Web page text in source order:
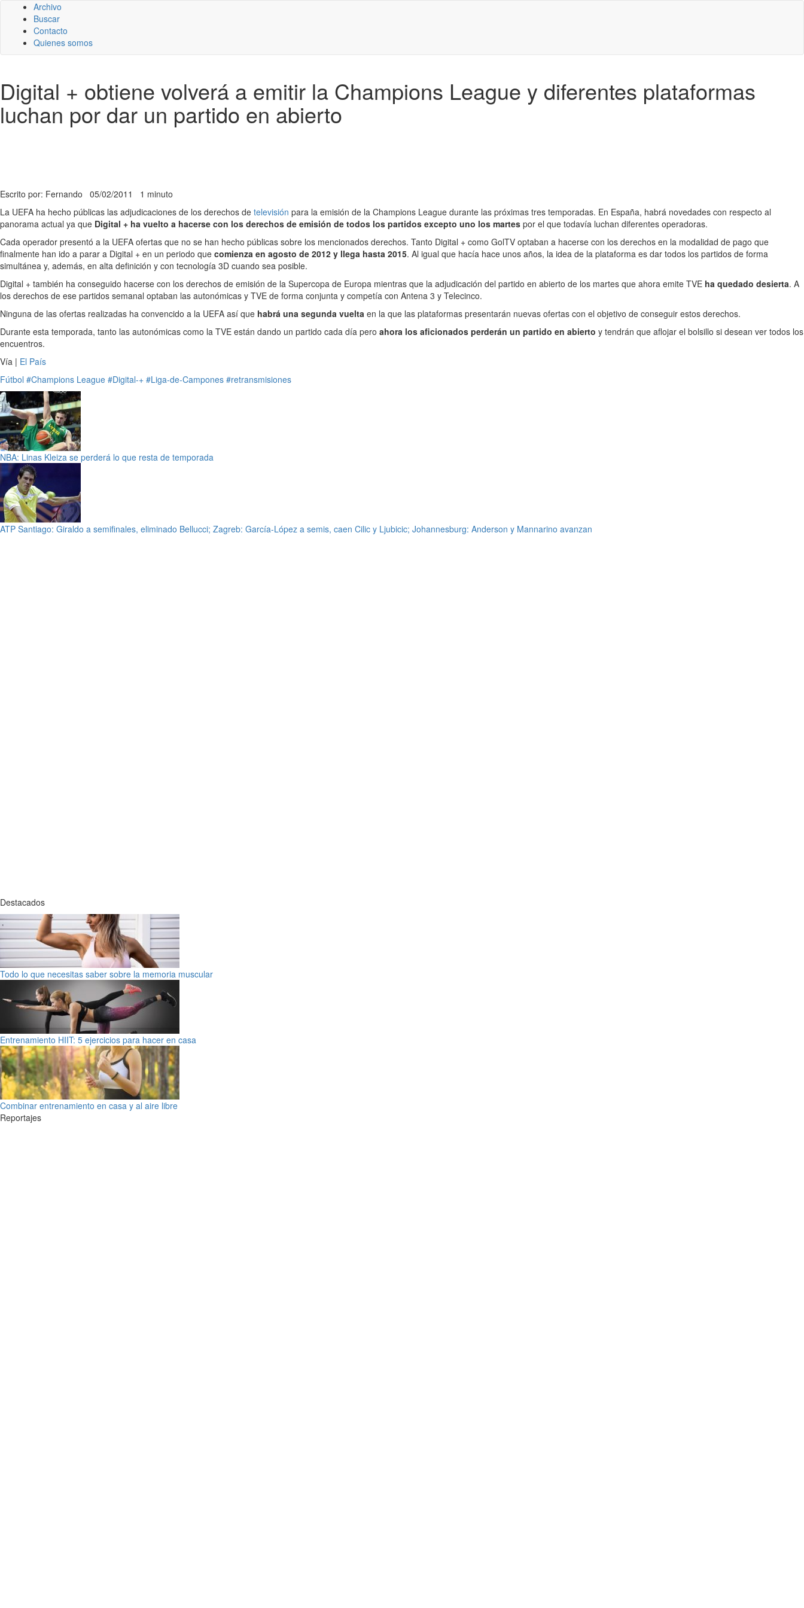
Archivo
Buscar
Contacto
Quienes somos
Digital + obtiene volverá a emitir la Champions League y diferentes plataformas
luchan por dar un partido en abierto
Escrito por: Fernando 05/02/2011 1 minuto
La UEFA ha hecho públicas las adjudicaciones de los derechos de televisión para la emisión de la Champions League durante las próximas tres temporadas. En España, habrá novedades con respecto al
panorama actual ya que Digital + ha vuelto a hacerse con los derechos de emisión de todos los partidos excepto uno los martes por el que todavía luchan diferentes operadoras.
Cada operador presentó a la UEFA ofertas que no se han hecho públicas sobre los mencionados derechos. Tanto Digital + como GolTV optaban a hacerse con los derechos en la modalidad de pago que
finalmente han ido a parar a Digital + en un periodo que comienza en agosto de 2012 y llega hasta 2015. Al igual que hacía hace unos años, la idea de la plataforma es dar todos los partidos de forma
simultánea y, además, en alta definición y con tecnología 3D cuando sea posible.
Digital + también ha conseguido hacerse con los derechos de emisión de la Supercopa de Europa mientras que la adjudicación del partido en abierto de los martes que ahora emite TVE ha quedado desierta. A
los derechos de ese partidos semanal optaban las autonómicas y TVE de forma conjunta y competía con Antena 3 y Telecinco.
Ninguna de las ofertas realizadas ha convencido a la UEFA así que habrá una segunda vuelta en la que las plataformas presentarán nuevas ofertas con el objetivo de conseguir estos derechos.
Durante esta temporada, tanto las autonómicas como la TVE están dando un partido cada día pero ahora los aficionados perderán un partido en abierto y tendrán que aflojar el bolsillo si desean ver todos los
encuentros.
Vía | El País
Fútbol #Champions League #Digital-+ #Liga-de-Campones #retransmisiones
NBA: Linas Kleiza se perderá lo que resta de temporada
ATP Santiago: Giraldo a semifinales, eliminado Bellucci; Zagreb: García-López a semis, caen Cilic y Ljubicic; Johannesburg: Anderson y Mannarino avanzan
Destacados
Todo lo que necesitas saber sobre la memoria muscular
Entrenamiento HIIT: 5 ejercicios para hacer en casa
Combinar entrenamiento en casa y al aire libre
Reportajes